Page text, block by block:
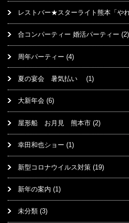
レストバー★スターライト熊本「や
合コンパーティー 婚活パーティー (2)
周年パーティー (4)
夏の宴会 暑気払い (1)
大新年会 (6)
屋形船 お月見 熊本市 (2)
幸田和也ショー (1)
新型コロナウイルス対策 (19)
新年の案内 (1)
未分類 (3)